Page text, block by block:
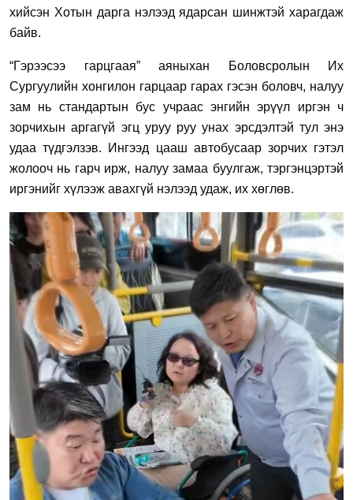
хийсэн Хотын дарга нэлээд ядарсан шинжтэй харагдаж
байв.
“Гэрээсээ гарцгаая” аяныхан Боловсролын Их
Сургуулийн хонгилон гарцаар гарах гэсэн боловч, налуу
зам нь стандартын бус учраас энгийн эрүүл иргэн ч
зорчихын аргагүй эгц уруу руу унах эрсдэлтэй тул энэ
удаа түдгэлзэв. Ингээд цааш автобусаар зорчих гэтэл
жолооч нь гарч ирж, налуу замаа буулгаж, тэргэнцэртэй
иргэнийг хүлээж авахгүй нэлээд удаж, их хөглөв.